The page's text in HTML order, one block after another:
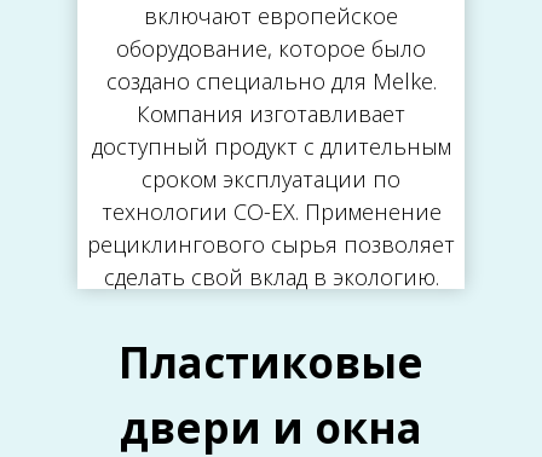
включают европейское
оборудование, которое было
создано специально для Melke.
Компания изготавливает
доступный продукт с длительным
сроком эксплуатации по
технологии CO-EX. Применение
рециклингового сырья позволяет
сделать свой вклад в экологию.
Пластиковые
двери и окна